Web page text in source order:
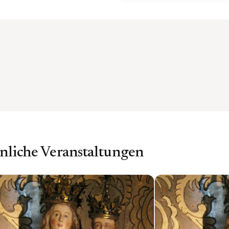
Veranstaltungen